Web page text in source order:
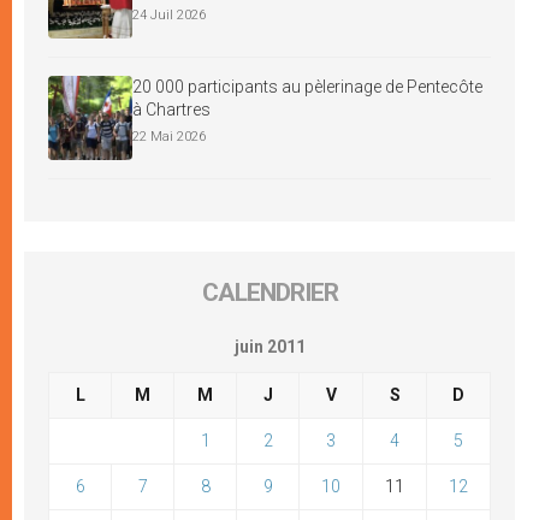
24 Juil 2026
20 000 participants au pèlerinage de Pentecôte
à Chartres
22 Mai 2026
CALENDRIER
juin 2011
L M M J V S D
1 2 3 4 5
6 7 8 9 10 11 12